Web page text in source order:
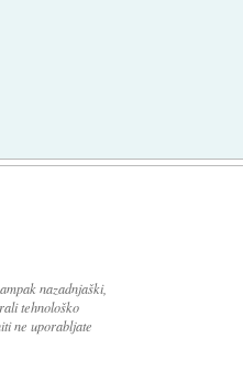
nazadnjaški,
tehnološko
ne uporabljate